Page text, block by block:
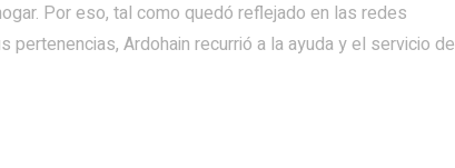
Por eso, tal como quedó reflejado en las redes
Ardohain recurrió a la ayuda y el servicio de